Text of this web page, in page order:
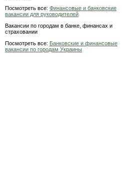
Посмотреть все: Финансовые и банковские
вакансии для руководителей
Вакансии по городам в банке, финансах и
страховании
Посмотреть все: Банковские и финансовые
вакансии по городам Украины